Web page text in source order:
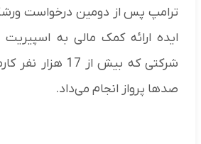
ترامپ پس از دومین درخواست
ایده ارائه کمک مالی به اسپیریت
شرکتی که بیش از
صدها پرواز انجام می‌داد.